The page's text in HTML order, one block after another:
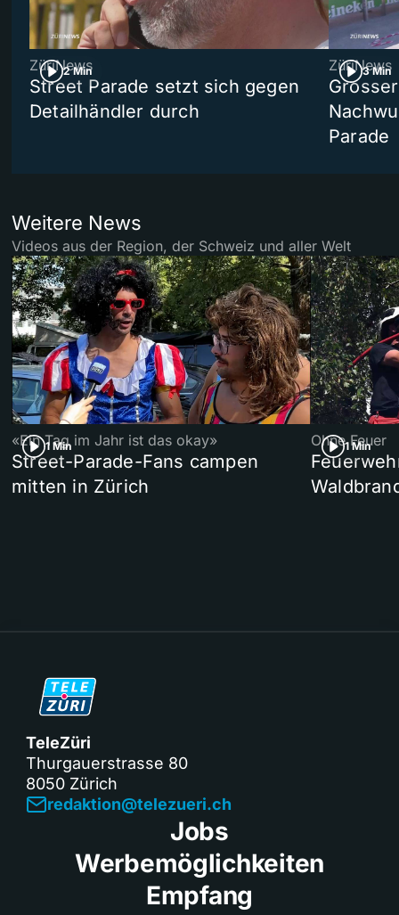
2 Min
ZüriNews
Street Parade setzt sich gegen
Detailhändler durch
3 Min
ZüriNews
Parade
Weitere News
Videos aus der Region, der Schweiz und aller Welt
1 Min
«Ein Tag im Jahr ist das okay»
Street-Parade-Fans campen
mitten in Zürich
1 Min
Ohne Feuer
TeleZüri
Thurgauerstrasse 80
8050 Zürich
redaktion@telezueri.ch
Jobs
Werbemöglichkeiten
Empfang